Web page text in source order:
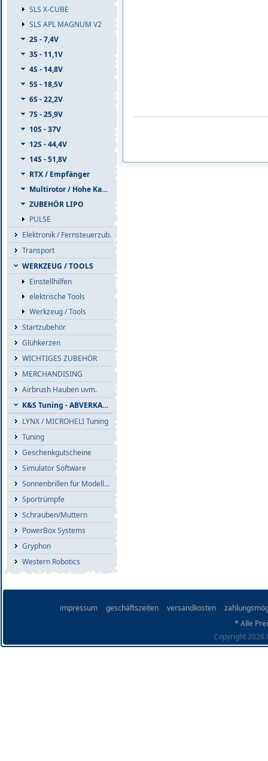
SLS X-CUBE
SLS APL MAGNUM V2
2S - 7,4V
3S - 11,1V
4S - 14,8V
5S - 18,5V
6S - 22,2V
7S - 25,9V
10S - 37V
12S - 44,4V
14S - 51,8V
RTX / Empfänger
Multirotor / Hohe Kapazität
ZUBEHÖR LIPO
PULSE
Elektronik / Fernsteuerzub.
Transport
WERKZEUG / TOOLS
Einstellhilfen
elektrische Tools
Werkzeug / Tools
Startzubehör
Glühkerzen
WICHTIGES ZUBEHÖR
MERCHANDISING
Airbrush Hauben uvm.
K&S Tuning - ABVERKAUF
LYNX / MICROHELI Tuning
Tuning
Geschenkgutscheine
Simulator Software
Sonnenbrillen für Modellflieger
Sportrümpfe
Schrauben/Muttern
PowerBox Systems
Gryphon
Western Robotics
impressum geschäftszeiten versandkosten
* Alle
Copyright 2026